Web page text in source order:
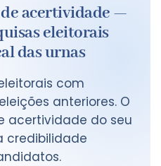
de acertividade —
eleitorais
das urnas
com
anteriores. O
acertividade do seu
credibilidade